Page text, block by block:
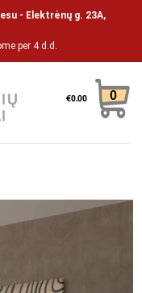
- Elektrėnų g. 23A,
per 4 d.d.
€0.00 0